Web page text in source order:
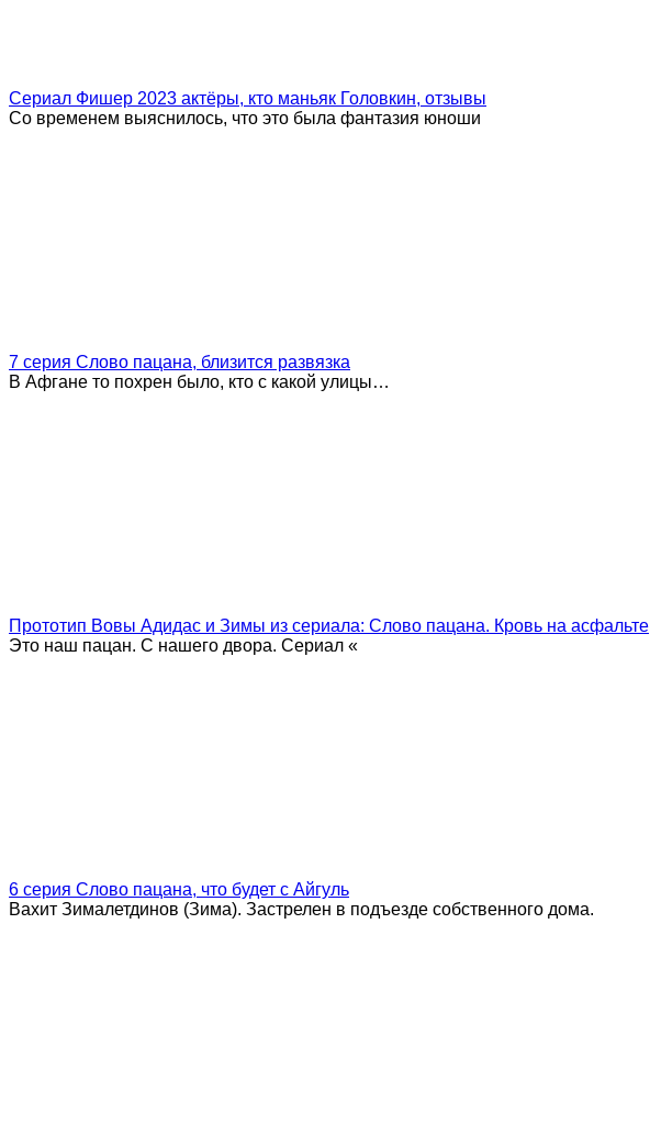
Сериал Фишер 2023 актёры, кто маньяк Головкин, отзывы
Со временем выяснилось, что это была фантазия юноши
7 серия Слово пацана, близится развязка
В Афгане то похрен было, кто с какой улицы…
Прототип Вовы Адидас и Зимы из сериала: Слово пацана. Кровь на асфальте
Это наш пацан. С нашего двора. Сериал «
6 серия Слово пацана, что будет с Айгуль
Вахит Зималетдинов (Зима). Застрелен в подъезде собственного дома.